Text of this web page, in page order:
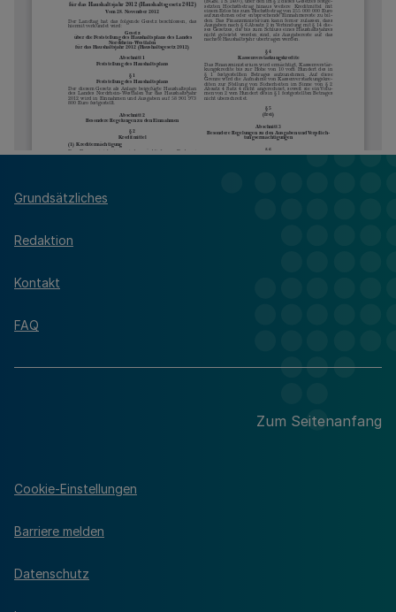
Grundsätzliches
Redaktion
Kontakt
FAQ
Zum Seitenanfang
Cookie-Einstellungen
Barriere melden
Datenschutz